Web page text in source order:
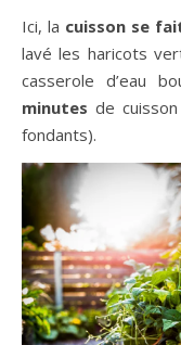
Ici, la cuisson se
lavé les haricots
casserole d’eau
minutes de
fondants).